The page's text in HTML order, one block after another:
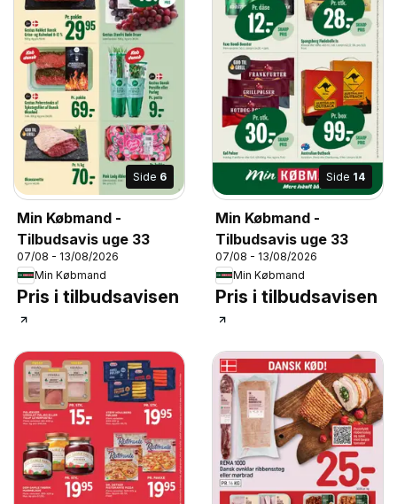
Side 6
Min Købmand -
Tilbudsavis uge 33
07/08 - 13/08/2026
Min Købmand
Pris i tilbudsavisen
Side 14
Min Købmand -
Tilbudsavis uge 33
07/08 - 13/08/2026
Min Købmand
Pris i tilbudsavisen